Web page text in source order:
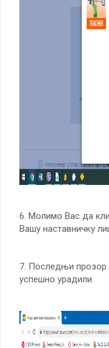
6. Молимо Вас да
Вашу наставничку
7. Последњи прозор
успешно урадили.